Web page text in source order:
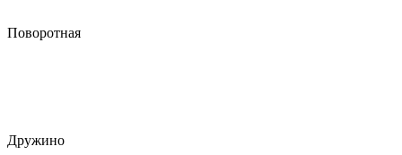
Поворотная
Дружино